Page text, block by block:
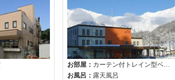
お部屋
カーテン付トレイン型ベッ
ト ※男女混合となります
お風呂
露天風呂